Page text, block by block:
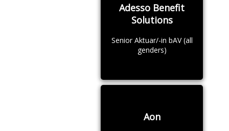
Adesso Benefit
Solutions
Senior Aktuar/-in bAV (all
genders)
Aon